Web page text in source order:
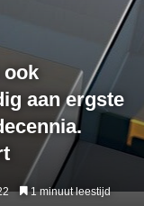
ook
aan ergste
1 minuut leestijd